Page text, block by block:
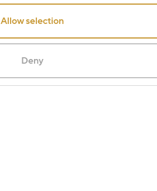
Allow selection
Deny